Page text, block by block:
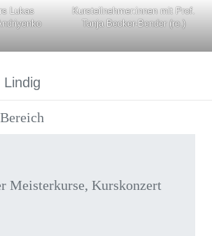
Lukas
Kursteilnehmer:innen mit Prof.
Tanja Becker-Bender (re.)
Meisterkurse, Kurskonzert